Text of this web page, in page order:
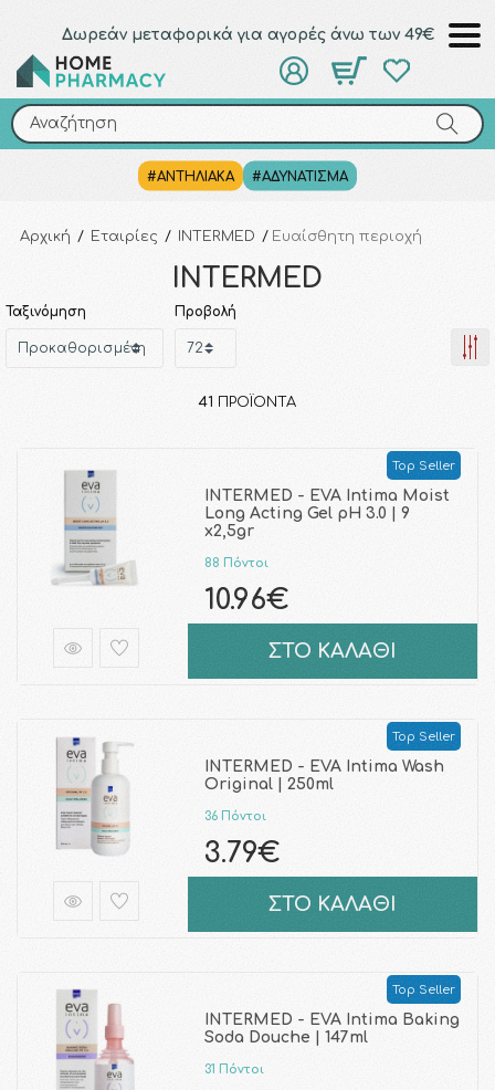
Δωρεάν μεταφορικά για αγορές άνω των 49€
Αναζήτηση
#ΑΝΤΗΛΙΑΚΑ #ΑΔΥΝΑΤΙΣΜΑ
Αναζήτηση
Αρχική / Εταιρίες / INTERMED / Ευαίσθητη περιοχή
INTERMED
Ταξινόμηση Προβολή
41 ΠΡΟΪΌΝΤΑ
Top Seller
INTERMED - EVA Intima Moist
Long Acting Gel pH 3.0 | 9
x2,5gr
88 Πόντοι
10.96€
ΣΤΟ ΚΑΛΑΘΙ
Top Seller
INTERMED - EVA Intima Wash
Original | 250ml
36 Πόντοι
3.79€
ΣΤΟ ΚΑΛΑΘΙ
Top Seller
INTERMED - EVA Intima Baking
Soda Douche | 147ml
31 Πόντοι